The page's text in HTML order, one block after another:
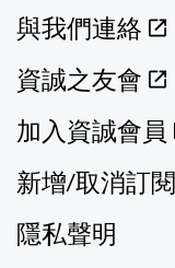
與我們連絡
資誠之友會
加入資誠會員
新增/取消訂
隱私聲明